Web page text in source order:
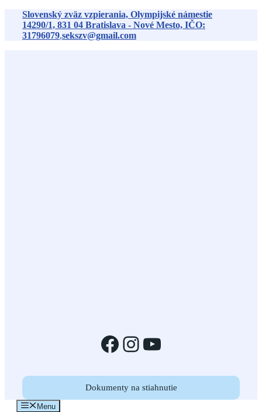
Preskočiť
obsah
Slovenský zväz vzpierania, Olympijské námestie
14290/1, 831 04 Bratislava - Nové Mesto, IČO:
31796079,sekszv@gmail.com
Facebook
Instagram
YouTube
Dokumenty na stiahnutie
Menu